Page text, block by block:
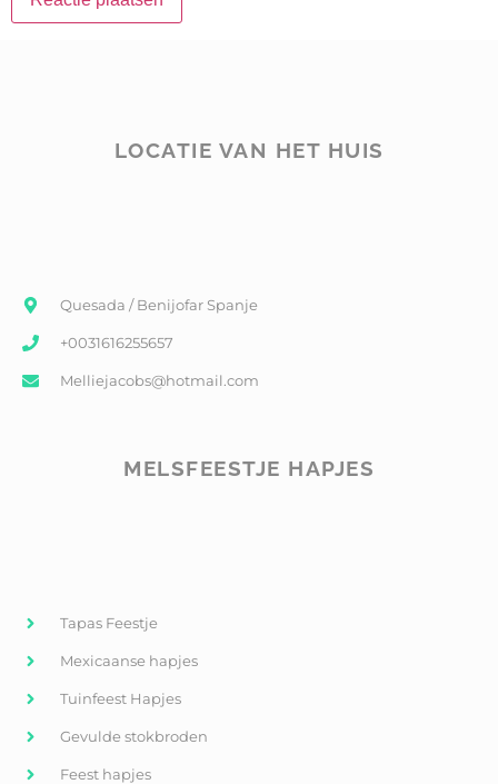
LOCATIE VAN HET HUIS
Quesada / Benijofar Spanje
+0031616255657
Melliejacobs@hotmail.com
MELSFEESTJE HAPJES
Tapas Feestje
Mexicaanse hapjes
Tuinfeest Hapjes
Gevulde stokbroden
Feest hapjes